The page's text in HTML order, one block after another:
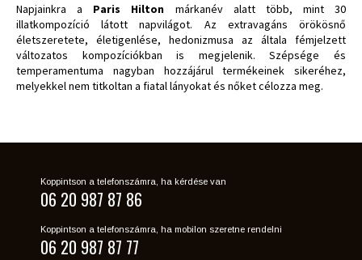
Napjainkra a Paris Hilton márkanév alatt több, mint 30
illatkompozíció látott napvilágot. Az extravagáns örökösnő
életszeretete, életigenlése, hedonizmusa az általa fémjelzett
változatos kompozíciókban is megjelenik. Szépsége és
temperamentuma nagyban hozzájárul termékeinek sikeréhez,
melyekkel nem titkoltan a fiatal lányokat és nőket célozza meg.
Koppintson a telefonszámra, ha kérdése van
06 20 987 87 86
Koppintson a telefonszámra, ha mobilon szeretne rendelni
06 20 987 87 77